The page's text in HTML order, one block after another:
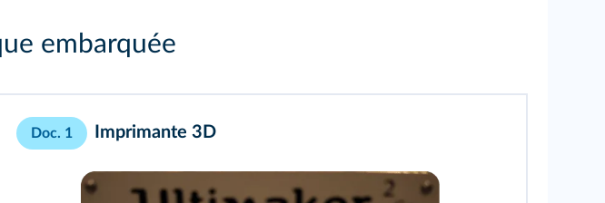
embarquée
Doc. 1 Imprimante 3D